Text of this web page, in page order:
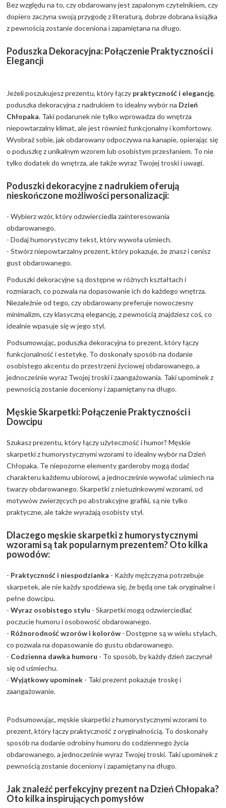
Bez względu na to, czy obdarowany jest zapalonym czytelnikiem, czy
dopiero zaczyna swoją przygodę z literaturą, dobrze dobrana książka
z pewnością zostanie doceniona i zapamiętana na długo.
Poduszka Dekoracyjna: Połączenie Praktyczności i
Elegancji
Jeżeli poszukujesz prezentu, który łączy praktyczność i elegancję,
poduszka dekoracyjna z nadrukiem to idealny wybór na Dzień
Chłopaka. Taki podarunek nie tylko wprowadza do wnętrza
niepowtarzalny klimat, ale jest również funkcjonalny i komfortowy.
Wyobraź sobie, jak obdarowany odpoczywa na kanapie, opierając się
o poduszkę z unikalnym wzorem lub osobistym przesłaniem. To nie
tylko dodatek do wnętrza, ale także wyraz Twojej troski i uwagi.
Poduszki dekoracyjne z nadrukiem oferują
nieskończone możliwości personalizacji:
- Wybierz wzór, który odzwierciedla zainteresowania
obdarowanego.
- Dodaj humorystyczny tekst, który wywoła uśmiech.
- Stwórz niepowtarzalny prezent, który pokazuje, że znasz i cenisz
gust obdarowanego.
Poduszki dekoracyjne są dostępne w różnych kształtach i
rozmiarach, co pozwala na dopasowanie ich do każdego wnętrza.
Niezależnie od tego, czy obdarowany preferuje nowoczesny
minimalizm, czy klasyczną elegancję, z pewnością znajdziesz coś, co
idealnie wpasuje się w jego styl.
Podsumowując, poduszka dekoracyjna to prezent, który łączy
funkcjonalność i estetykę. To doskonały sposób na dodanie
osobistego akcentu do przestrzeni życiowej obdarowanego, a
jednocześnie wyraz Twojej troski i zaangażowania. Taki upominek z
pewnością zostanie doceniony i zapamiętany na długo.
Męskie Skarpetki: Połączenie Praktyczności i
Dowcipu
Szukasz prezentu, który łączy użyteczność i humor? Męskie
skarpetki z humorystycznymi wzorami to idealny wybór na Dzień
Chłopaka. Te niepozorne elementy garderoby mogą dodać
charakteru każdemu ubiorowi, a jednocześnie wywołać uśmiech na
twarzy obdarowanego. Skarpetki z nietuzinkowymi wzorami, od
motywów zwierzęcych po abstrakcyjne grafiki, są nie tylko
praktyczne, ale także wyrażają osobisty styl.
Dlaczego męskie skarpetki z humorystycznymi
wzorami są tak popularnym prezentem? Oto kilka
powodów:
- Praktyczność i niespodzianka - Każdy mężczyzna potrzebuje
skarpetek, ale nie każdy spodziewa się, że będą one tak oryginalne i
pełne dowcipu.
-Wyraz osobistego stylu - Skarpetki mogą odzwierciedlać
poczucie humoru i osobowość obdarowanego.
- Różnorodność wzorów i kolorów - Dostępne są w wielu stylach,
co pozwala na dopasowanie do gustu obdarowanego.
- Codzienna dawka humoru - To sposób, by każdy dzień zaczynał
się od uśmiechu.
-Wyjątkowy upominek - Taki prezent pokazuje troskę i
zaangażowanie.
Podsumowując, męskie skarpetki z humorystycznymi wzorami to
prezent, który łączy praktyczność z oryginalnością. To doskonały
sposób na dodanie odrobiny humoru do codziennego życia
obdarowanego, a jednocześnie wyraz Twojej troski. Taki upominek z
pewnością zostanie doceniony i zapamiętany na długo.
Jak znaleźć perfekcyjny prezent na Dzień Chłopaka?
Oto kilka inspirujących pomysłów